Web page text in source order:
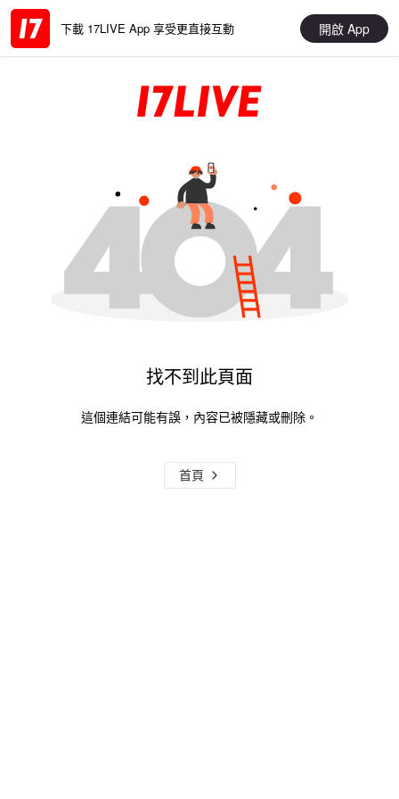
下載 17LIVE App 享受更直接互動 開啟 App
找不到此頁面
這個連結可能有誤，內容已被隱藏或刪除。
首頁